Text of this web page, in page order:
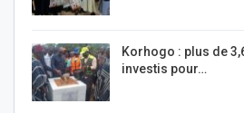
Korhogo : plus de
investis pour…